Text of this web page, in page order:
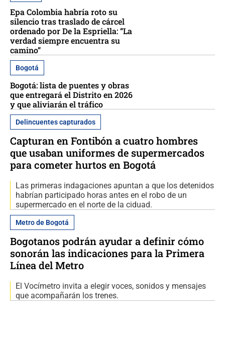
Epa Colombia habría roto su
silencio tras traslado de cárcel
ordenado por De la Espriella: “La
verdad siempre encuentra su
camino”
Bogotá
Bogotá: lista de puentes y obras
que entregará el Distrito en 2026
y que aliviarán el tráfico
Delincuentes capturados
Capturan en Fontibón a cuatro hombres
que usaban uniformes de supermercados
para cometer hurtos en Bogotá
Las primeras indagaciones apuntan a que los detenidos
habrían participado horas antes en el robo de un
supermercado en el norte de la ciduad.
Metro de Bogotá
Bogotanos podrán ayudar a definir cómo
sonorán las indicaciones para la Primera
Línea del Metro
El Vocímetro invita a elegir voces, sonidos y mensajes
que acompañarán los trenes.